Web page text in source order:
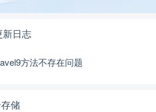
新日志
方法不存在问题
储